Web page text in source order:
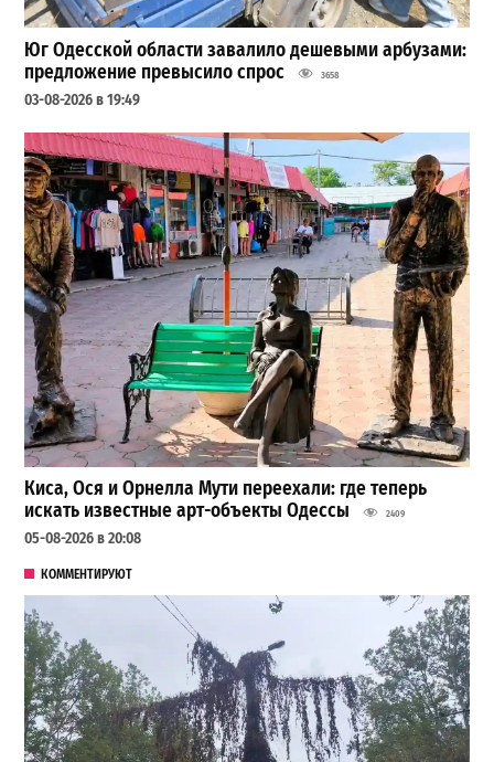
Юг Одесской области завалило дешевыми арбузами:
предложение превысило спрос
3658
03-08-2026 в 19:49
Киса, Ося и Орнелла Мути переехали: где теперь
искать известные арт-объекты Одессы
2409
05-08-2026 в 20:08
КОММЕНТИРУЮТ